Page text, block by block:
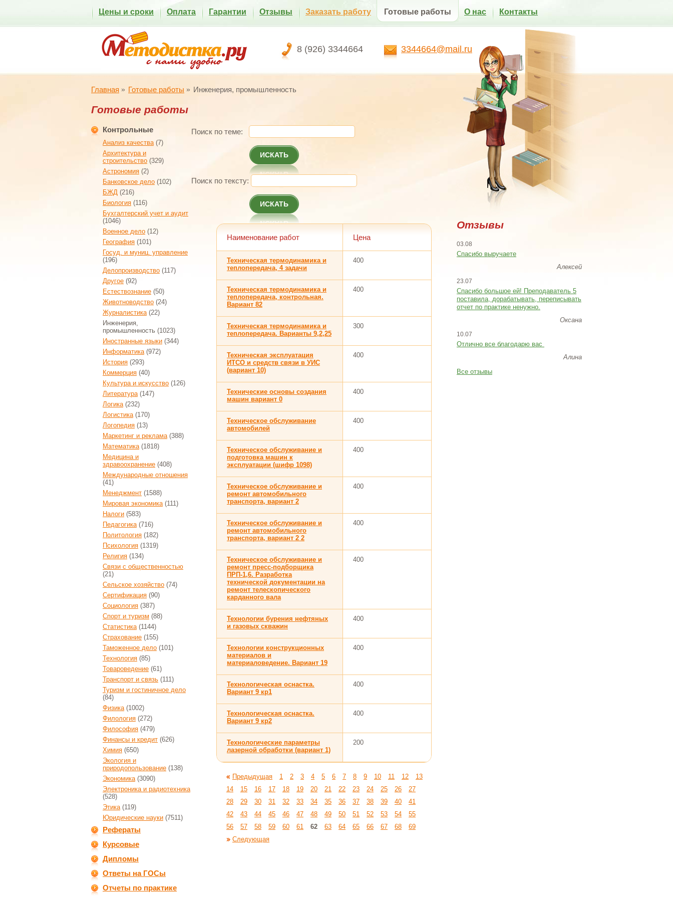
8 (926) 3344664 3344664@mail.ru
Цены и сроки Оплата Гарантии Отзывы Заказать работу Готовые работы О нас Контакты
Главная Готовые работы Инженерия, промышленность
Готовые работы
Контрольные
Анализ качества(7)
Архитектура и
строительство (329)
Астрономия (2)
Банковское дело (102)
БЖД (216)
Биология (116)
Бухгалтерский учет и аудит
(1046)
Военное дело (12)
География (101)
Госуд. и муниц. управление
(196)
Делопроизводство (117)
Другое (92)
Естествознание (50)
Животноводство (24)
Журналистика(22)
Инженерия,
промышленность (1023)
Иностранные языки (344)
Информатика(972)
История (293)
Коммерция (40)
Культура и искусство (126)
Литература(147)
Логика(232)
Логистика(170)
Логопедия (13)
Маркетинг и реклама(388)
Математика(1818)
Медицина и
здравоохранение (408)
Международные отношения
(41)
Менеджмент (1588)
Мировая экономика(111)
Налоги (583)
Педагогика(716)
Политология (182)
Психология (1319)
Религия (134)
Связи с общественностью
(21)
Сельское хозяйство (74)
Сертификация (90)
Социология (387)
Спорт и туризм (88)
Статистика(1144)
Страхование (155)
Таможенное дело (101)
Технология (85)
Товароведение (61)
Транспорт и связь (111)
Туризм и гостиничное дело
(84)
Физика(1002)
Филология (272)
Философия (479)
Финансы и кредит (626)
Химия (650)
Экология и
природопользование (138)
Экономика(3090)
Электроника и радиотехника
(528)
Этика(119)
Юридические науки (7511)
Рефераты
Курсовые
Дипломы
Ответы на ГОСы
Отчеты по практике
Поиск по теме:
ИСКАТЬ
Поиск по тексту:
ИСКАТЬ
Наименование работ Цена
Техническая термодинамика и
теплопередача, 4 задачи
400
Техническая термодинамика и
теплопередача, контрольная.
Вариант 82
400
Техническая термодинамика и
теплопередача. Варианты 9,2,25
300
Техническая эксплуатация
ИТСО и средств связи в УИС
(вариант 10)
400
Технические основы создания
машин вариант 0
400
Техническое обслуживание
автомобилей
400
Техническое обслуживание и
подготовка машин к
эксплуатации (шифр 1098)
400
Техническое обслуживание и
ремонт автомобильного
транспорта, вариант 2
400
Техническое обслуживание и
ремонт автомобильного
транспорта, вариант 2 2
400
Техническое обслуживание и
ремонт пресс-подборщика
ПРП-1,6. Разработка
технической документации на
ремонт телескопического
карданного вала
400
Технологии бурения нефтяных
и газовых скважин
400
Технологии конструкционных
материалов и
материаловедение. Вариант 19
400
Технологическая оснастка.
Вариант 9 кр1
400
Технологическая оснастка.
Вариант 9 кр2
400
Технологические параметры
лазерной обработки (вариант 1)
200
Предыдущая 1 2 3 4 5 6 7 8 9 10 11 12
13
14
15 16 17 18 19 20 21 22 23 24 25 26
27
28
29 30 31 32 33 34 35 36 37 38 39 40
41
42
43 44 45 46 47 48 49 50 51 52 53 54
55
56
57 58 59 60 61 62 63 64 65 66 67 68
69
Следующая
Отзывы
03.08
Спасибо выручаете
Алексей
23.07
Cпасибо большое ей! Преподаватель 5
поставила, дорабатывать, переписывать
отчет по практике ненужно.
Оксана
10.07
Отлично все благодарю вас
Алина
Все отзывы